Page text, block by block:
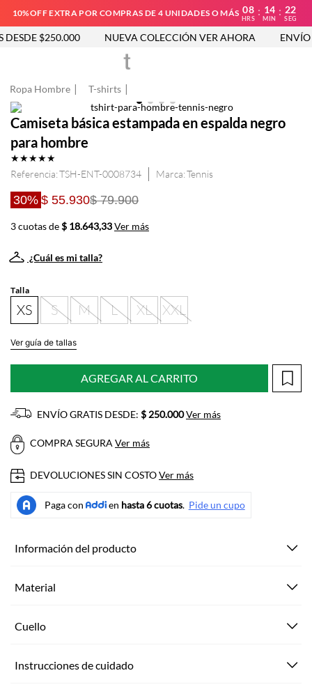
10%OFF EXTRA POR COMPRAS DE 4 UNIDADES O MÁS 08
HRS
: 14
MIN
: 21
SEG
$250.000 NUEVA COLECCIÓN VER AHORA ENVÍO
Ropa Hombre T-shirts
Camiseta básica estampada en espalda negro
para hombre
★★★★★
Referencia:TSH-ENT-0008734 Tennis
30% $ 55.930$ 79.900
3 cuotas de$ 18.643,33Ver más
¿Cuál es mi talla?
Talla
XS S M L XL XXL
Ver guía de tallas
AGREGAR AL CARRITO
ENVÍO GRATIS DESDE: $ 250.000Ver más
COMPRA SEGURAVer más
DEVOLUCIONES SIN COSTOVer más
Información del producto
Material
Cuello
Instrucciones de cuidado